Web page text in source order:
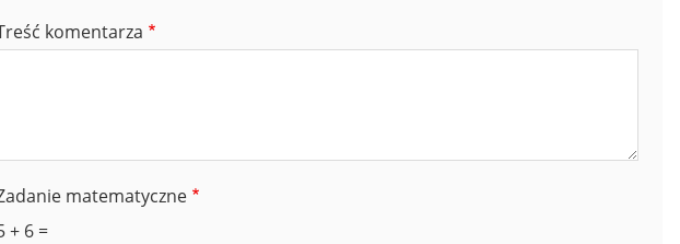
komentarza
matematyczne
+ 6 =